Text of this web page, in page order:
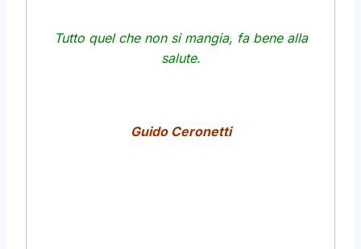
Tutto quel che non si mangia, fa bene alla
salute.
Guido Ceronetti